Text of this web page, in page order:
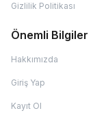
Gizlilik Politikası
Önemli Bilgiler
Hakkımızda
Giriş Yap
Kayıt Ol